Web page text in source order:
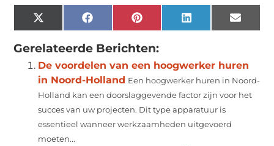
X
(Twitter)
Facebook Pinterest LinkedIn Email
Gerelateerde Berichten:
De voordelen van een hoogwerker huren
in Noord-Holland Een hoogwerker huren in Noord-
Holland kan een doorslaggevende factor zijn voor het
succes van uw projecten. Dit type apparatuur is
essentieel wanneer werkzaamheden uitgevoerd
moeten...